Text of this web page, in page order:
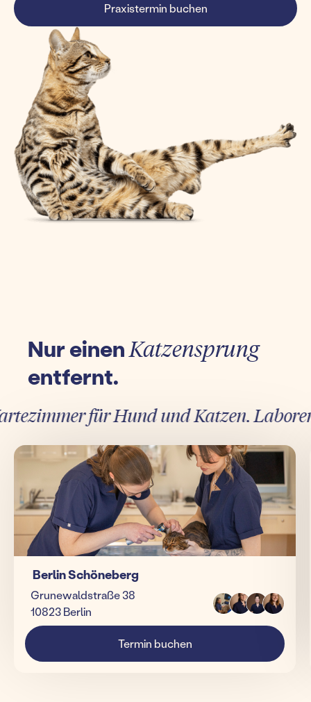
Praxistermin buchen
Nur einenKatzensprung
entfernt.
für Hund und Katzen.
Berlin Schöneberg
Grunewaldstraße 38
10823 Berlin
Termin buchen